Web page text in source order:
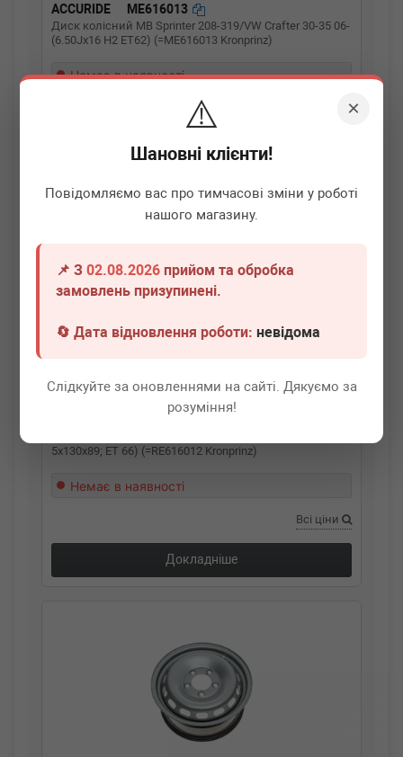
×
⚠️
Шановні клієнти!
Повідомляємо вас про тимчасові зміни у роботі
нашого магазину.
📌 З02.08.2026 прийом та обробка
замовлень призупинені.
🔄 Дата відновлення роботи:невідома
Слідкуйте за оновленнями на сайті. Дякуємо за
розуміння!
ACCURIDE ME616013
Диск колісний MB Sprinter 208-319/VW Crafter 30-35 06-
(6.50Jx16 H2 ET62) (=ME616013 Kronprinz)
Немає в наявності
Докладніше
5x130x89; ET 66) (=RE616012 Kronprinz)
Немає в наявності
Всі ціни
Докладніше